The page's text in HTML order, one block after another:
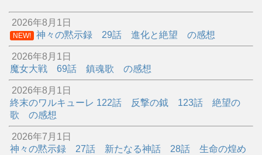
2026年8月1日
NEW! 神々の黙示録 29話 進化と絶望 の感想
2026年8月1日
魔女大戦 69話 鎮魂歌 の感想
2026年8月1日
終末のワルキューレ 122話 反撃の鉞 123話 絶望の
歌 の感想
2026年7月1日
神々の黙示録 27話 新たなる神話 28話 生命の煌め